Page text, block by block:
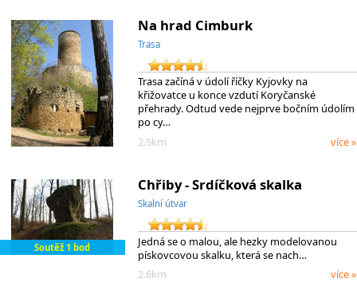
Na hrad Cimburk
Trasa
Trasa začíná v údolí říčky Kyjovky na
křižovatce u konce vzdutí Koryčanské
přehrady. Odtud vede nejprve bočním údolím
po cy…
2.5km
více »
Soutěž 1 bod
Chřiby - Srdíčková skalka
Skalní útvar
Jedná se o malou, ale hezky modelovanou
pískovcovou skalku, která se nach…
2.6km
více »